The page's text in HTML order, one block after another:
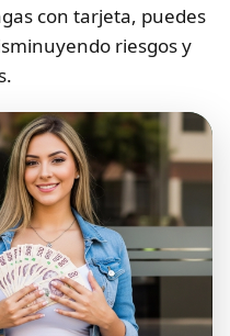
con tarjeta, puedes
riesgos y